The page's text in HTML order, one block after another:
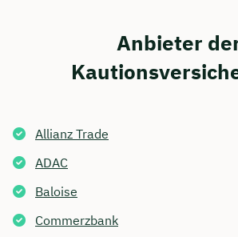
Anbieter
Allianz Trade
ADAC
Baloise
Commerzbank